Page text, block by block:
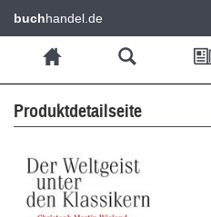
buchhandel.de
Produktdetailseite